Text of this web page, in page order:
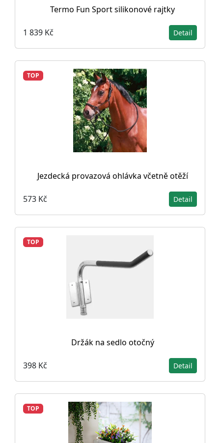
Termo Fun Sport silikonové rajtky
1 839 Kč Detail
TOP
Jezdecká provazová ohlávka včetně otěží
573 Kč Detail
TOP
Držák na sedlo otočný
398 Kč Detail
TOP